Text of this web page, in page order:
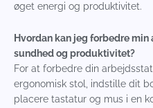
øget energi og produktivitet.
Hvordan kan jeg forbedre
sundhed og produktivitet?
For at forbedre din
ergonomisk stol, indstille dit
placere tastatur og mus i en